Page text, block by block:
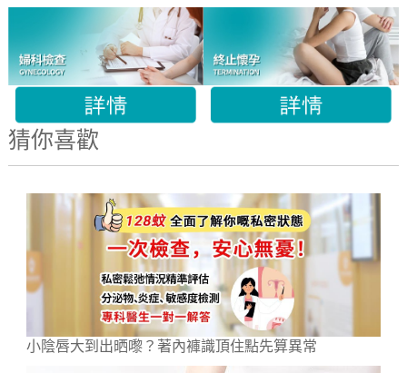
猜你喜歡
小陰唇大到出晒嚟？著內褲識頂住點先算異常